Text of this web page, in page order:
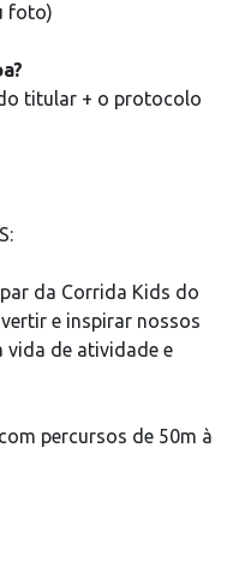
foto)
titular + o protocolo
da Corrida Kids do
e inspirar nossos
vida de atividade e
percursos de 50m à